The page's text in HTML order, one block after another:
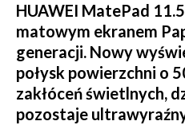
HUAWEI MatePad
matowym ekranem
generacji. Nowy
połysk powierzchni o
zakłóceń świetlnych,
pozostaje